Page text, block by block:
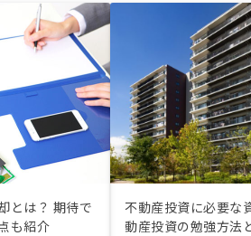
とは？ 期待で
も紹介
不動産投資に必要な
動産投資の勉強方法